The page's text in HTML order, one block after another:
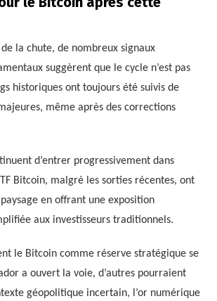
la chute, de nombreux signaux
suggèrent que le cycle n’est pas
historiques ont toujours été suivis de
même après des corrections
d’entrer progressivement dans
Bitcoin, malgré les sorties récentes, ont
en offrant une exposition
aux investisseurs traditionnels.
le Bitcoin comme réserve stratégique se
a ouvert la voie, d’autres pourraient
géopolitique incertain, l’or numérique